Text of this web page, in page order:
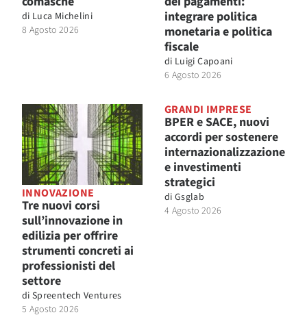
di Luca Michelini
8 Agosto 2026
integrare politica
monetaria e politica
fiscale
di Luigi Capoani
6 Agosto 2026
INNOVAZIONE
Tre nuovi corsi
sull’innovazione in
edilizia per offrire
strumenti concreti ai
professionisti del
settore
di Spreentech Ventures
5 Agosto 2026
GRANDI IMPRESE
BPER e SACE, nuovi
accordi per sostenere
internazionalizzazione
e investimenti
strategici
di Gsglab
4 Agosto 2026